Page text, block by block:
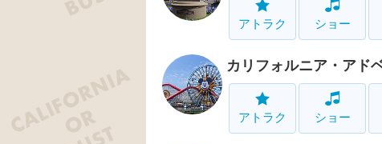
アトラク ショー
カリフォルニア・アド
アトラク ショー